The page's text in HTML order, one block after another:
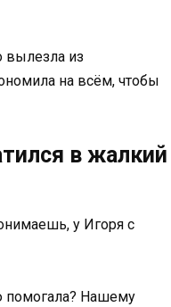
вылезла из
на всём, чтобы
в жалкий
у Игоря с
помогала? Нашему